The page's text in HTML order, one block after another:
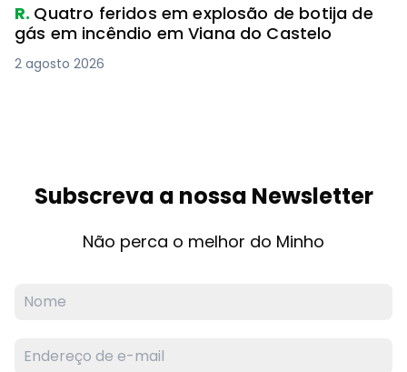
R. Quatro feridos em explosão de botija de
gás em incêndio em Viana do Castelo
2 agosto 2026
Subscreva a nossa Newsletter
Não perca o melhor do Minho